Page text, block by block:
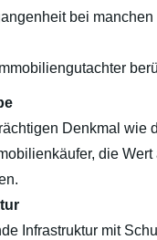
bei
Denkmal wie
die
Infrastruktur mit